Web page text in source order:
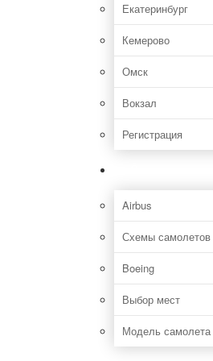
Екатеринбург
Кемерово
Омск
Вокзал
Регистрация
Airbus
Схемы самолетов
Boeing
Выбор мест
Модель самолета